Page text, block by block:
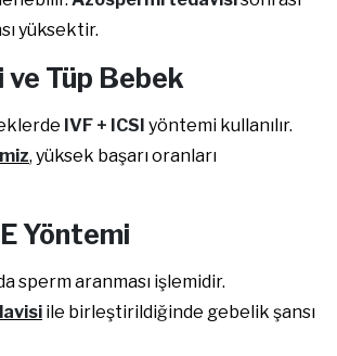
yüksektir.
Tüp Bebek
IVF + ICSI yöntemi kullanılır.
, yüksek başarı oranları
Yöntemi
sperm aranması işlemidir.
ile birleştirildiğinde gebelik şansı